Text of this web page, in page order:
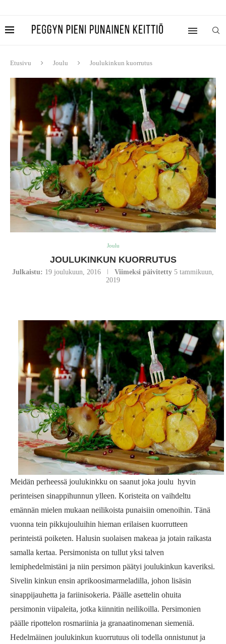
Etusivu Joulu Joulukinkun kuorrutus
Joulu
JOULUKINKUN KUORRUTUS
Julkaistu: 19 joulukuun, 2016 Viimeksi päivitetty 5 tammikuun,
2019
Meidän perheessä joulukinkku on saanut joka joulu hyvin
perinteisen sinappihunnun ylleen. Koristeita on vaihdeltu
emännän mielen mukaan neilikoista punaisiin omenoihin. Tänä
vuonna tein pikkujouluihin hieman erilaisen kuorrutteen
perinteistä poiketen. Halusin suolaisen makeaa ja jotain raikasta
samalla kertaa. Persimonista on tullut yksi talven
lemiphedelmistäni ja niin persimon päätyi joulukinkun kaveriksi.
Sivelin kinkun ensin aprikoosimarmeladilla, johon lisäsin
sinappijauhetta ja fariinisokeria. Päälle asettelin ohuita
persimonin viipaleita, jotka kiinnitin neilikoilla. Persimonien
päälle ripottelon rosmariinia ja granaatinomenan siemeniä.
Hedelmäinen joulukinkun kuorrutuus oli todella onnistunut ja